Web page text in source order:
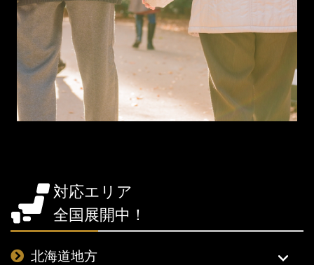
対応エリア
全国展開中！
北海道地方